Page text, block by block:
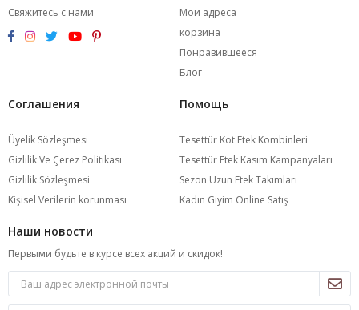
Свяжитесь с нами
Мои адреса
корзина
Понравившееся
Блог
Соглашения
Üyelik Sözleşmesi
Gizlilik Ve Çerez Politikası
Gizlilik Sözleşmesi
Kişisel Verilerin korunması
Помощь
Tesettür Kot Etek Kombinleri
Tesettür Etek Kasım Kampanyaları
Sezon Uzun Etek Takımları
Kadın Giyim Online Satış
Наши новости
Первыми будьте в курсе всех акций и скидок!